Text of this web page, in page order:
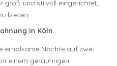
groß und stilvoll eingerichtet,
bieten.
in Köln
erholsame Nächte auf zwei
einem geräumigen